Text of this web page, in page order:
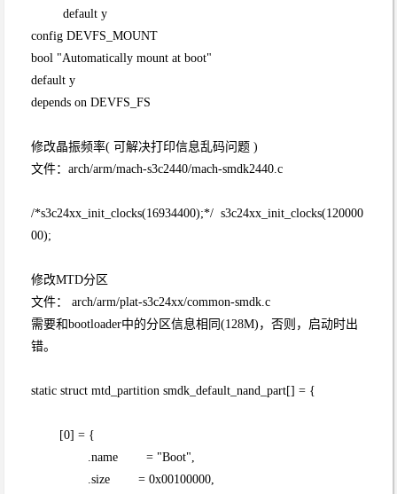
default y
config DEVFS_MOUNT
bool "Automatically mount at boot"
default y
depends on DEVFS_FS
修改晶振频率( 可解决打印信息乱码问题 )
文件：arch/arm/mach-s3c2440/mach-smdk2440.c
/*s3c24xx_init_clocks(16934400);*/ s3c24xx_init_clocks(120000
00);
修改MTD分区
文件： arch/arm/plat-s3c24xx/common-smdk.c
需要和bootloader中的分区信息相同(128M)，否则，启动时出
错。
static struct mtd_partition smdk_default_nand_part[] = {
[0] = {
.name = "Boot",
.size = 0x00100000,